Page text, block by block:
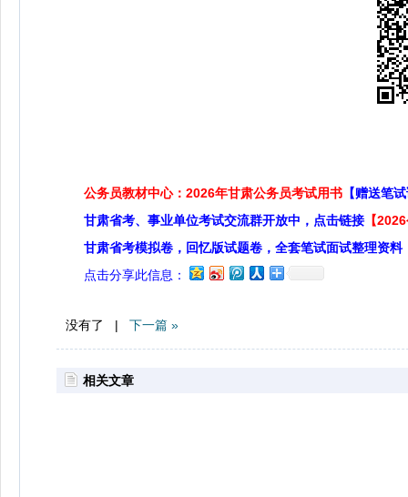
公务员教材中心：2026年甘肃公务员考试用书 【赠送笔
甘肃省考、事业单位考试交流群开放中，点击链接 【
甘肃省考模拟卷，回忆版试题卷，全套笔试面试整理资料
点击分享此信息：
没有了 | 下一篇 »
相关文章